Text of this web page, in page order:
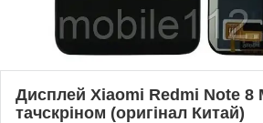
Дисплей Xiaomi Redmi Note 8
тачскріном (оригінал Китай)